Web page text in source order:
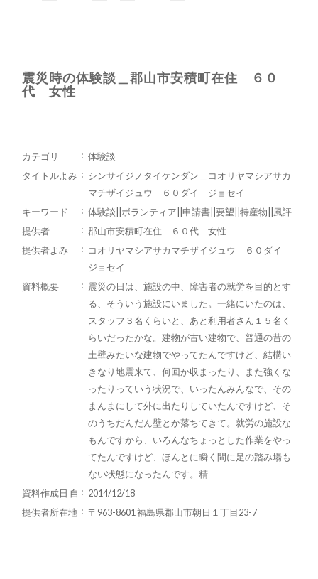
震災時の体験談＿郡山市安積町在住 ６０
代 女性
カテゴリ
体験談
タイトルよみ
シンサイジノタイケンダン＿コオリヤマシアサカ
マチザイジュウ ６０ダイ ジョセイ
キーワード
体験談||ボランティア||申請書||要望||特産物||風評
提供者
郡山市安積町在住 ６０代 女性
提供者よみ
コオリヤマシアサカマチザイジュウ ６０ダイ
ジョセイ
資料概要
震災の日は、施設の中、障害者の就労を目的とす
る、そういう施設にいました。一緒にいたのは、
スタッフ３名くらいと、あと利用者さん１５名く
らいだったかな。建物が古い建物で、普通の昔の
土壁みたいな建物でやってたんですけど、結構い
きなり地震来て、何回か収まったり、また強くな
ったりっていう状況で、いったんみんなで、その
まんまにして外に出たりしていたんですけど、そ
のうちだんだん壁とか落ちてきて。就労の施設な
もんですから、いろんなちょっとした作業をやっ
てたんですけど、ほんとに瞬く間に足の踏み場も
ない状態になったんです。精
資料作成日 自
2014/12/18
提供者所在地
〒963-8601 福島県郡山市朝日１丁目23-7